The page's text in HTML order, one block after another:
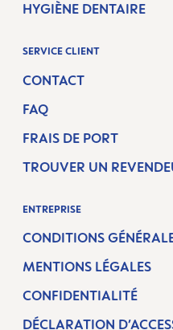
HYGIÈNE DENTAIRE
SERVICE CLIENT
CONTACT
FAQ
FRAIS DE PORT
TROUVER UN
ENTREPRISE
CONDITIONS
MENTIONS LÉGALES
CONFIDENTIALITÉ
DÉCLARATION